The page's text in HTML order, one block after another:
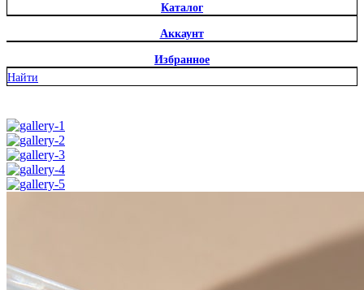
Каталог
Аккаунт
Избранное
Найти